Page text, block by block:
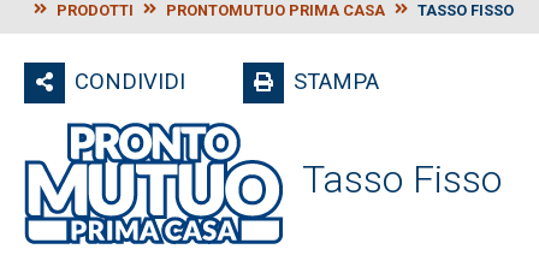
PRODOTTI
PRONTOMUTUO PRIMA CASA TASSO FISSO
CONDIVIDI STAMPA
Tasso Fisso